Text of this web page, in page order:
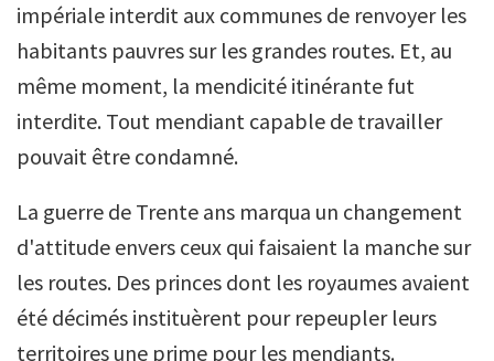
impériale interdit aux communes de renvoyer les
habitants pauvres sur les grandes routes. Et, au
même moment, la mendicité itinérante fut
interdite. Tout mendiant capable de travailler
pouvait être condamné.
La guerre de Trente ans marqua un changement
d'attitude envers ceux qui faisaient la manche sur
les routes. Des princes dont les royaumes avaient
été décimés instituèrent pour repeupler leurs
territoires une prime pour les mendiants.